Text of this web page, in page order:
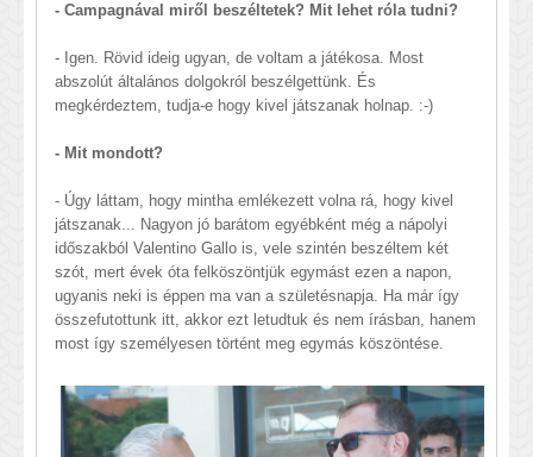
- Campagnával miről beszéltetek? Mit lehet róla tudni?
- Igen. Rövid ideig ugyan, de voltam a játékosa. Most
abszolút általános dolgokról beszélgettünk. És
megkérdeztem, tudja-e hogy kivel játszanak holnap. :-)
- Mit mondott?
- Úgy láttam, hogy mintha emlékezett volna rá, hogy kivel
játszanak... Nagyon jó barátom egyébként még a nápolyi
időszakból Valentino Gallo is, vele szintén beszéltem két
szót, mert évek óta felköszöntjük egymást ezen a napon,
ugyanis neki is éppen ma van a születésnapja. Ha már így
összefutottunk itt, akkor ezt letudtuk és nem írásban, hanem
most így személyesen történt meg egymás köszöntése.